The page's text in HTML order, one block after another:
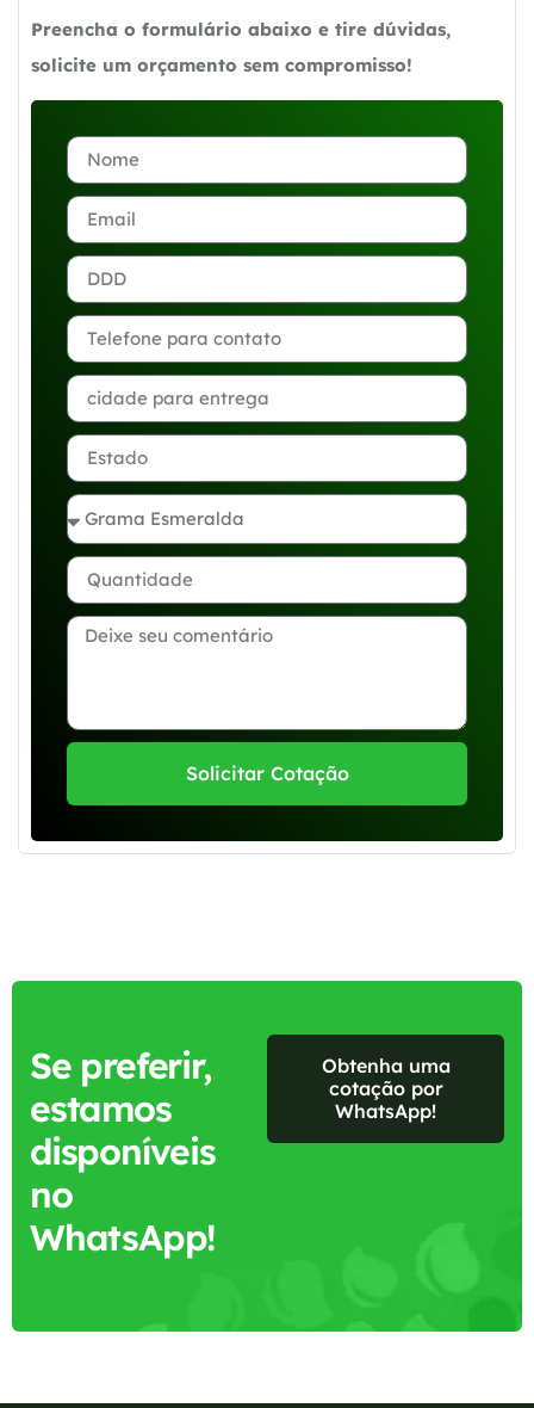
Preencha o formulário abaixo e tire dúvidas,
solicite um orçamento sem compromisso!
Solicitar Cotação
Se preferir,
estamos
disponíveis
no
WhatsApp!
Obtenha uma
cotação por
WhatsApp!